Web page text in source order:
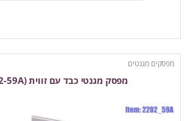
מפסקים מגנטים
מפסק מגנטי כבד עם זווית (2202-59A)